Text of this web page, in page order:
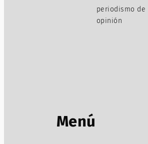
periodismo de
opinión
Menú